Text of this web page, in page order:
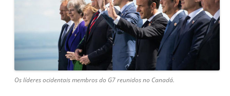
Os líderes ocidentais membros do G7 reunidos no Canadá.